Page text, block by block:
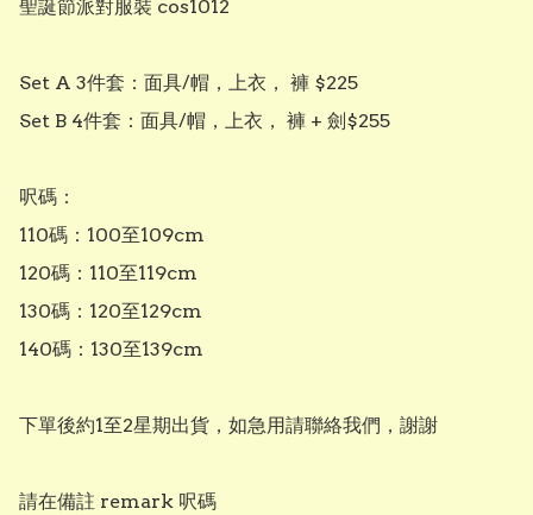
聖誕節派對服裝 cos1012
Set A 3件套：面具/帽，上衣， 褲 $225
Set B 4件套：面具/帽，上衣， 褲 + 劍$255
呎碼：
110碼：100至109cm
120碼：110至119cm
130碼：120至129cm
140碼：130至139cm
下單後約1至2星期出貨，如急用請聯絡我們，謝謝
請在備註 remark 呎碼